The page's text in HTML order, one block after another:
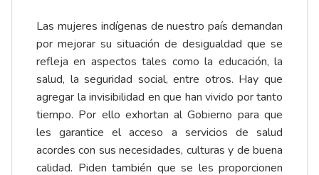
Las mujeres indígenas de nuestro país demandan
por mejorar su situación de desigualdad que se
refleja en aspectos tales como la educación, la
salud, la seguridad social, entre otros. Hay que
agregar la invisibilidad en que han vivido por tanto
tiempo. Por ello exhortan al Gobierno para que
les garantice el acceso a servicios de salud
acordes con sus necesidades, culturas y de buena
calidad. Piden también que se les proporcionen